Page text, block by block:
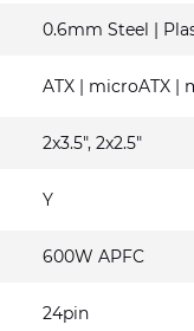
0.6mm Steel |
ATX | microATX |
2x3.5", 2x2.5"
Y
600W APFC
24pin